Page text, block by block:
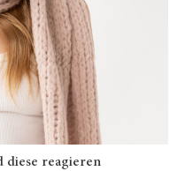
diese reagieren